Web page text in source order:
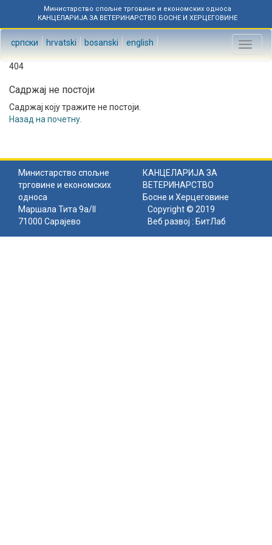
Министарство спољне трговине и економских односа
КАНЦЕЛАРИЈА ЗА ВЕТЕРИНАРСТВО БОСНЕ И ХЕРЦЕГОВИНЕ
српски hrvatski bosanski english
Toggle
404
Садржај не постоји
Садржај коју тражите не постоји.
Назад на почетну
Министарство спољне
трговине и економских
односа
КАНЦЕЛАРИЈА ЗА
ВЕТЕРИНАРСТВО
Босне и Херцеговине
Маршала Тита 9а/II
71000 Сарајево
Copyright © 2019
Веб развој : БитЛаб